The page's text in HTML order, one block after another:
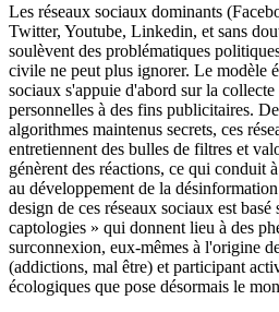
Les réseaux sociaux dominants
Twitter, Youtube, Linkedin, et sans
soulèvent des problématiques
civile ne peut plus ignorer. Le modèle
sociaux s'appuie d'abord sur la
personnelles à des fins publicitaires.
algorithmes maintenus secrets, ces
entretiennent des bulles de filtres et
génèrent des réactions, ce qui conduit
au développement de la
design de ces réseaux sociaux est basé
captologies » qui donnent lieu à des
surconnexion, eux-mêmes à l'origine
(addictions, mal être) et participant
écologiques que pose désormais le